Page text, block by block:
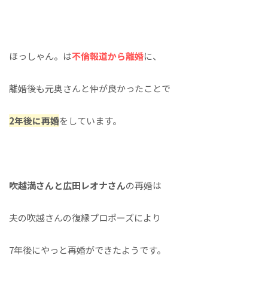
ほっしゃん。は不倫報道から離婚に、
離婚後も元奥さんと仲が良かったことで
2年後に再婚をしています。
吹越満さんと広田レオナさんの再婚は
夫の吹越さんの復縁プロポーズにより
7年後にやっと再婚ができたようです。